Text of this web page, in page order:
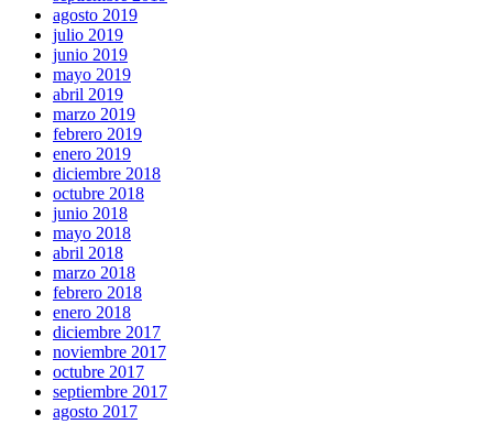
agosto 2019
julio 2019
junio 2019
mayo 2019
abril 2019
marzo 2019
febrero 2019
enero 2019
diciembre 2018
octubre 2018
junio 2018
mayo 2018
abril 2018
marzo 2018
febrero 2018
enero 2018
diciembre 2017
noviembre 2017
octubre 2017
septiembre 2017
agosto 2017